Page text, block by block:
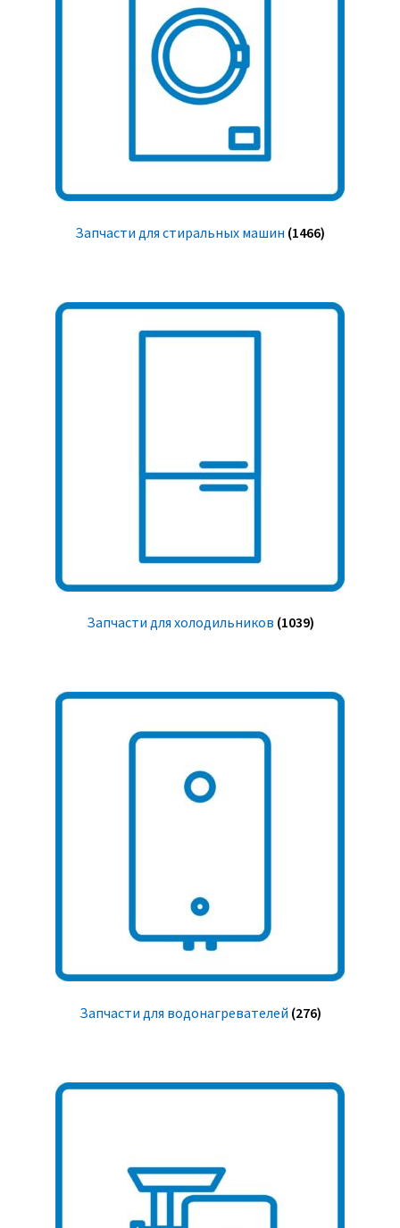
Запчасти для стиральных машин (1466)
Запчасти для холодильников (1039)
Запчасти для водонагревателей (276)